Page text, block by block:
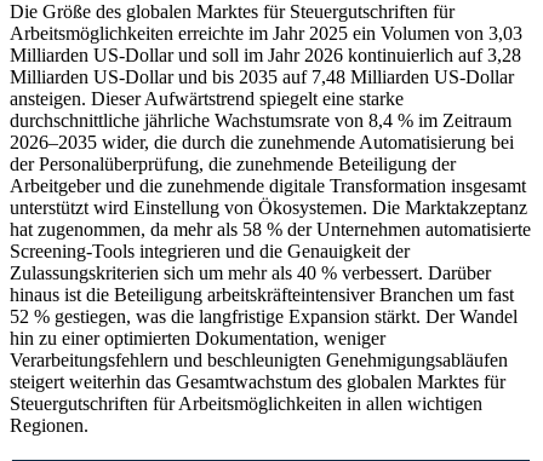
Die Größe des globalen Marktes für Steuergutschriften für
Arbeitsmöglichkeiten erreichte im Jahr 2025 ein Volumen von 3,03
Milliarden US-Dollar und soll im Jahr 2026 kontinuierlich auf 3,28
Milliarden US-Dollar und bis 2035 auf 7,48 Milliarden US-Dollar
ansteigen. Dieser Aufwärtstrend spiegelt eine starke
durchschnittliche jährliche Wachstumsrate von 8,4 % im Zeitraum
2026–2035 wider, die durch die zunehmende Automatisierung bei
der Personalüberprüfung, die zunehmende Beteiligung der
Arbeitgeber und die zunehmende digitale Transformation insgesamt
unterstützt wird Einstellung von Ökosystemen. Die Marktakzeptanz
hat zugenommen, da mehr als 58 % der Unternehmen automatisierte
Screening-Tools integrieren und die Genauigkeit der
Zulassungskriterien sich um mehr als 40 % verbessert. Darüber
hinaus ist die Beteiligung arbeitskräfteintensiver Branchen um fast
52 % gestiegen, was die langfristige Expansion stärkt. Der Wandel
hin zu einer optimierten Dokumentation, weniger
Verarbeitungsfehlern und beschleunigten Genehmigungsabläufen
steigert weiterhin das Gesamtwachstum des globalen Marktes für
Steuergutschriften für Arbeitsmöglichkeiten in allen wichtigen
Regionen.